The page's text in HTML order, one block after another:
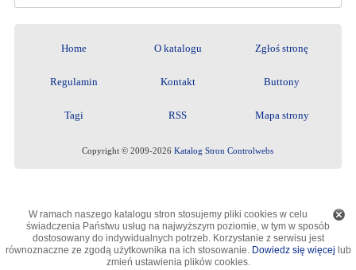
Home O katalogu Zgłoś stronę
Regulamin Kontakt Buttony
Tagi RSS Mapa strony
Copyright © 2009-2026Katalog Stron Controlwebs
W ramach naszego katalogu stron stosujemy pliki cookies w celu
świadczenia Państwu usług na najwyższym poziomie, w tym w sposób
dostosowany do indywidualnych potrzeb. Korzystanie z serwisu jest
równoznaczne ze zgodą użytkownika na ich stosowanie. Dowiedz się więcej lub
zmień ustawienia plików cookies.